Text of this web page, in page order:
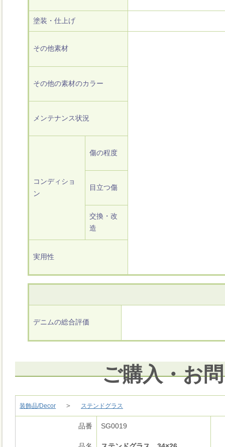
塗装・仕上げ
その他素材
その他の素材のカラー
メンテナンス状況
コンディショ
ン
傷の程度
目立つ傷
交換・改
造
実用性
デニムの総合評価
ご購入・お
装飾品/Decor ＞ ステンドグラス
品番 SG0019